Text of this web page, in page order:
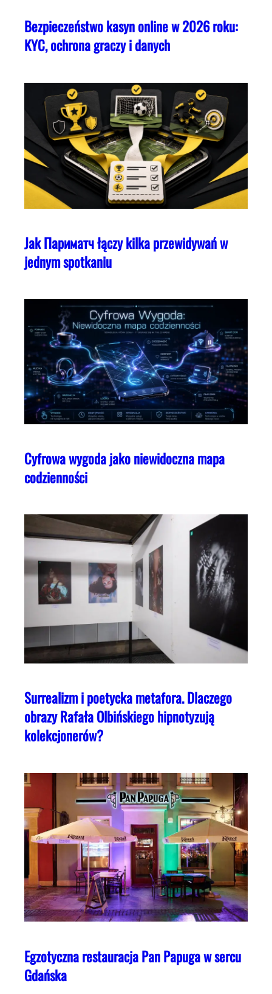
Bezpieczeństwo kasyn online w 2026 roku:
KYC, ochrona graczy i danych
Jak Париматч łączy kilka przewidywań w
jednym spotkaniu
Cyfrowa wygoda jako niewidoczna mapa
codzienności
Surrealizm i poetycka metafora. Dlaczego
obrazy Rafała Olbińskiego hipnotyzują
kolekcjonerów?
Egzotyczna restauracja Pan Papuga w sercu
Gdańska